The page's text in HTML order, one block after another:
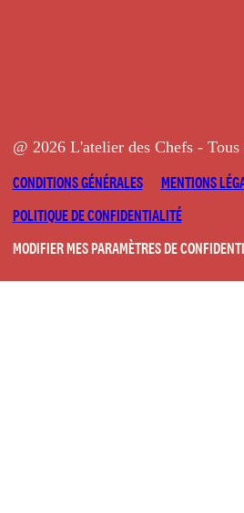
@ 2026 L'atelier des Chefs - Tous
CONDITIONS GÉNÉRALES
MENTIONS
POLITIQUE DE CONFIDENTIALITÉ
MODIFIER MES PARAMÈTRES DE